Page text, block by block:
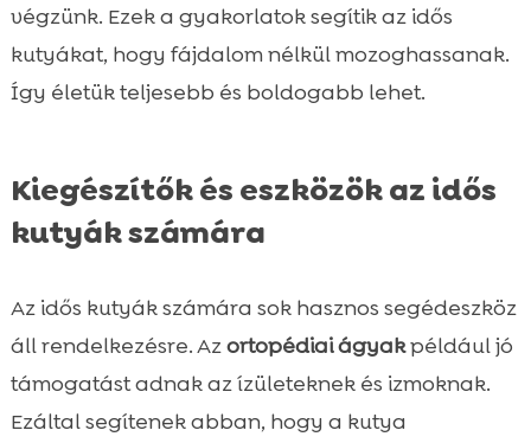
végzünk. Ezek a gyakorlatok segítik az idős
kutyákat, hogy fájdalom nélkül mozoghassanak.
Így életük teljesebb és boldogabb lehet.
Kiegészítők és eszközök az idős
kutyák számára
Az idős kutyák számára sok hasznos segédeszköz
áll rendelkezésre. Azortopédiai ágyakpéldául jó
támogatást adnak az ízületeknek és izmoknak.
Ezáltal segítenek abban, hogy a kutya